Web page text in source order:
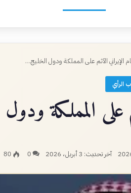
الإيراني الآثم على المملكة ودول الخليج…
الرأي
على المملكة
آخر تحديث: 3 أبريل، 2026 0
80